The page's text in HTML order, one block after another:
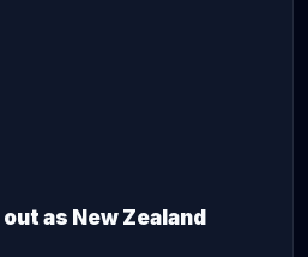
as New Zealand